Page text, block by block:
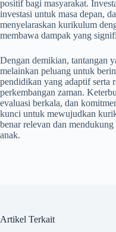
positif bagi masyarakat.
investasi untuk masa depan,
menyelaraskan kurikulum
membawa dampak yang
Dengan demikian, tantangan
melainkan peluang untuk
pendidikan yang adaptif serta
perkembangan zaman.
evaluasi berkala, dan
kunci untuk mewujudkan
benar relevan dan
anak.
Artikel Terkait